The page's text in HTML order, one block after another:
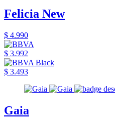
Felicia New
$ 4.990
$ 3.992
$ 3.493
Gaia